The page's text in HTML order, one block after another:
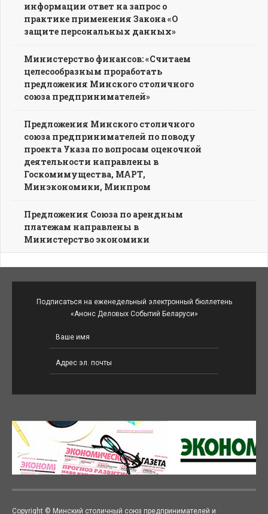
информации ответ на запрос о
практике применения Закона «О
защите персональных данных»
Министерство финансов: «Считаем
целесообразным проработать
предложения Минского столичного
союза предпринимателей»
Предложения Минского столичного
союза предпринимателей по поводу
проекта Указа по вопросам оценочной
деятельности направлены в
Госкомимущества, МАРТ,
Минэкономики, Минпром
Предложения Союза по арендным
платежам направлены в
Министерство экономики
Подписаться на еженедельный электронный бюллетень
«Анонс Деловых Событий Беларуси»
Copyright © Минский столичный союз предпринимателей и